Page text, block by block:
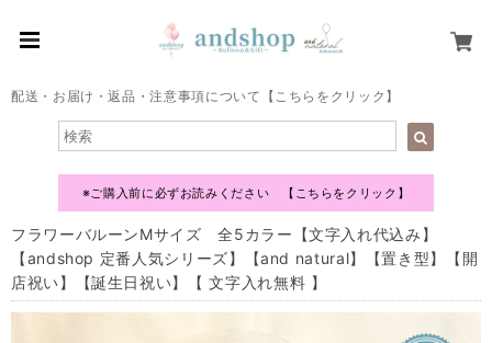
配送・お届け・返品・注意事項について【こちらをクリック】
※ご購入前に必ずお読みください 【こちらをクリック】
フラワーバルーンMサイズ 全5カラー【文字入れ代込み】
【andshop 定番人気シリーズ】【and natural】【置き型】【開
店祝い】【誕生日祝い】【 文字入れ無料 】